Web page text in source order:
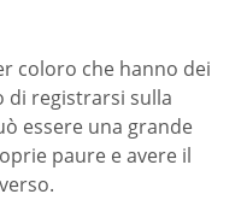
coloro che hanno dei
di registrarsi sulla
essere una grande
paure e avere il